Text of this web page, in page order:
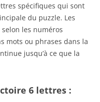
spécifiques qui sont
du puzzle. Les
les numéros
mots ou phrases dans la
jusqu’à ce que la
6 lettres :